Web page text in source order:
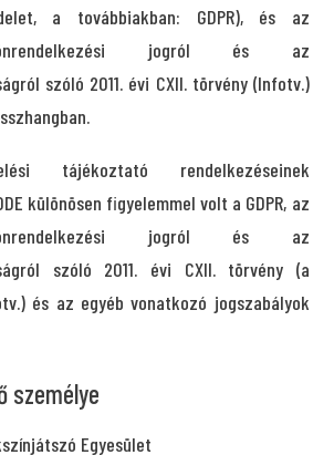
a továbbiakban: GDPR), és az
jogról és az
szóló 2011. évi CXII. törvény (Infotv.)
tájékoztató rendelkezéseinek
különösen figyelemmel volt a GDPR, az
jogról és az
szóló 2011. évi CXII. törvény (a
és az egyéb vonatkozó jogszabályok
személye
Egyesület